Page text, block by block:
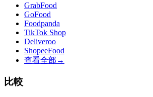
GrabFood
GoFood
Foodpanda
TikTok Shop
Deliveroo
ShopeeFood
查看全部 →
比較